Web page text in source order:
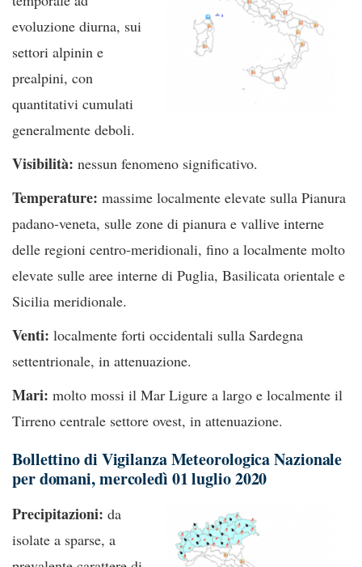
evoluzione diurna, sui
settori alpinin e
prealpini, con
quantitativi cumulati
generalmente deboli.
Visibilità: nessun fenomeno significativo.
Temperature: massime localmente elevate sulla Pianura
padano-veneta, sulle zone di pianura e vallive interne
delle regioni centro-meridionali, fino a localmente molto
elevate sulle aree interne di Puglia, Basilicata orientale e
Sicilia meridionale.
Venti: localmente forti occidentali sulla Sardegna
settentrionale, in attenuazione.
Mari: molto mossi il Mar Ligure a largo e localmente il
Tirreno centrale settore ovest, in attenuazione.
Bollettino di Vigilanza Meteorologica Nazionale
per domani, mercoledì 01 luglio 2020
Precipitazioni: da
isolate a sparse, a